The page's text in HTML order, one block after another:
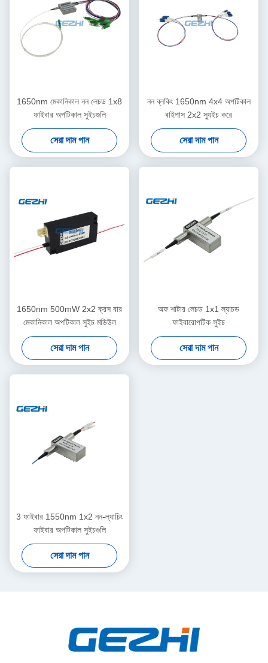
1650nm মেকানিকাল নন লেচড 1x8
ফাইবার অপটিকাল সুইচগুলি
সেরা দাম পান
নন ব্লকিং 1650nm 4x4 অপটিকাল
বাইপাস 2x2 স্যুইচ করে
সেরা দাম পান
1650nm 500mW 2x2 ক্রস বার
মেকানিকাল অপটিকাল সুইচ মডিউল
সেরা দাম পান
অফ শাটার লেচড 1x1 ল্যাচড
ফাইবারোপটিক সুইচ
সেরা দাম পান
3 ফাইবার 1550nm 1x2 নন-ল্যাচিং
ফাইবার অপটিকাল সুইচগুলি
সেরা দাম পান